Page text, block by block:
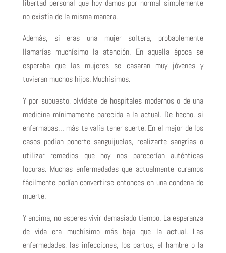
libertad personal que hoy damos por normal simplemente
no existía de la misma manera.
Además, si eras una mujer soltera, probablemente
llamarías muchísimo la atención. En aquella época se
esperaba que las mujeres se casaran muy jóvenes y
tuvieran muchos hijos. Muchísimos.
Y por supuesto, olvídate de hospitales modernos o de una
medicina mínimamente parecida a la actual. De hecho, si
enfermabas… más te valía tener suerte. En el mejor de los
casos podían ponerte sanguijuelas, realizarte sangrías o
utilizar remedios que hoy nos parecerían auténticas
locuras. Muchas enfermedades que actualmente curamos
fácilmente podían convertirse entonces en una condena de
muerte.
Y encima, no esperes vivir demasiado tiempo. La esperanza
de vida era muchísimo más baja que la actual. Las
enfermedades, las infecciones, los partos, el hambre o la